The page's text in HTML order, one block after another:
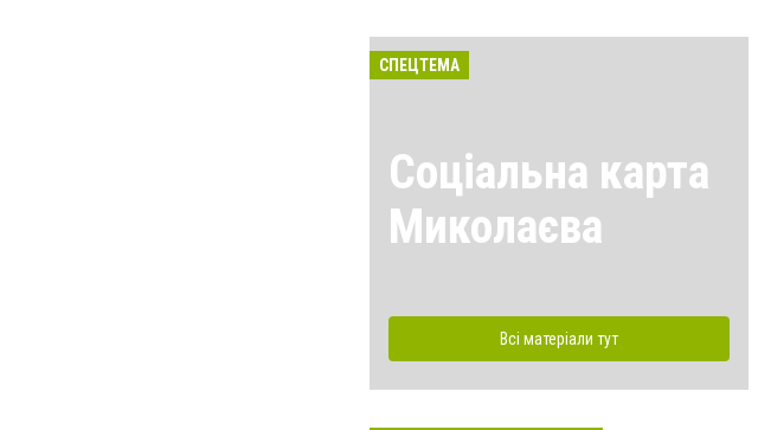
СПЕЦТЕМА
Соціальна карта
Миколаєва
Всі матеріали тут